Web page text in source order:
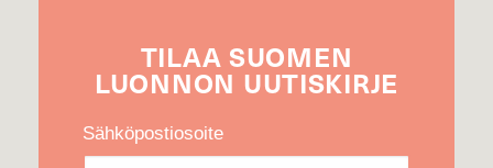
TILAA SUOMEN
LUONNON UUTIS­KIRJE
Sähköpostiosoite